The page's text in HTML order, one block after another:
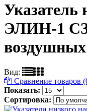
Указатель
ЭЛИН-1
Вид:
Сравнение товаров
Показать:
Сортировка: